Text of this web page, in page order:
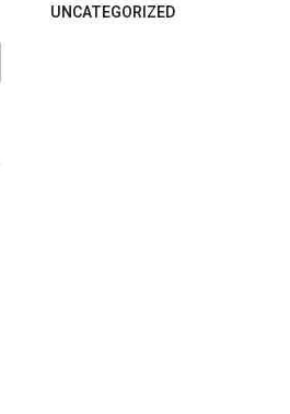
UNCATEGORIZED